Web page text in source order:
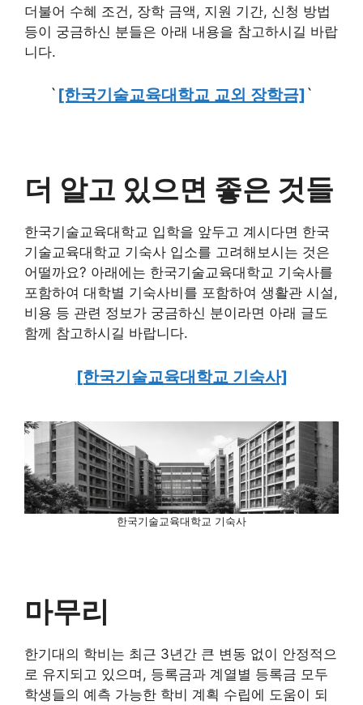
더불어 수혜 조건, 장학 금액, 지원 기간, 신청 방법
등이 궁금하신 분들은 아래 내용을 참고하시길 바랍
니다.
` [한국기술교육대학교 교외 장학금] `
더 알고 있으면 좋은 것들
한국기술교육대학교 입학을 앞두고 계시다면 한국
기술교육대학교 기숙사 입소를 고려해보시는 것은
어떨까요? 아래에는 한국기술교육대학교 기숙사를
포함하여 대학별 기숙사비를 포함하여 생활관 시설,
비용 등 관련 정보가 궁금하신 분이라면 아래 글도
함께 참고하시길 바랍니다.
[한국기술교육대학교 기숙사]
한국기술교육대학교 기숙사
마무리
한기대의 학비는 최근 3년간 큰 변동 없이 안정적으
로 유지되고 있으며, 등록금과 계열별 등록금 모두
학생들의 예측 가능한 학비 계획 수립에 도움이 되